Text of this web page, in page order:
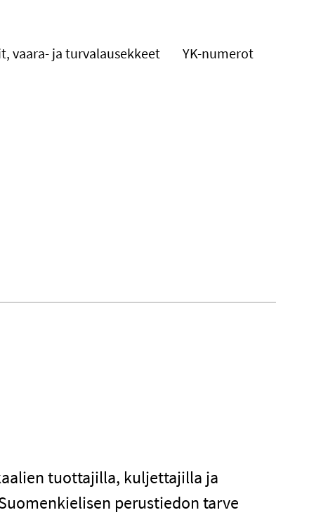
vaara- ja turvalausekkeet YK-numerot
tuottajilla, kuljettajilla ja
perustiedon tarve